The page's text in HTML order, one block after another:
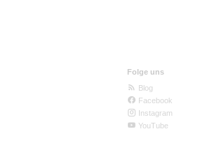
Folge uns
Blog
Facebook
Instagram
YouTube